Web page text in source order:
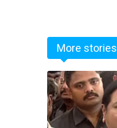
More stories